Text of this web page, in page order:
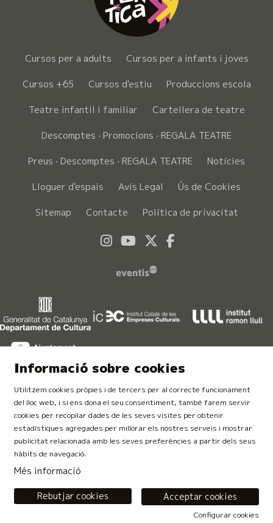
Cursos per a adults
Cursos per a infants i joves
Cursos +65
Cursos d'estiu
Produccions escola
Teatre infantil i familiar
Cartellera de teatre
Descomptes · Promocions · REGALA TEATRE
Preus · Descomptes · REGALA TEATRE
Notícies
Lloguer d'espais
Avís Legal
Ús de Cookies
Sitemap
Contacte Política de privacitat
Link a instagram
Link a youtube
Link a twitter
Finançat per la Unió Europea. NextGeneration EU
Informació sobre cookies
Utilitzem cookies pròpies i de tercers per al correcte funcionament
del lloc web, i si ens dona el seu consentiment, també farem servir
cookies per recopilar dades de les seves visites per obtenir
estadístiques agregades per millorar els nostres serveis i mostrar
publicitat relacionada amb les seves preferències a partir dels seus
hàbits de navegació.
Més informació
Acceptar cookies
Rebutjar cookies
Configurar cookies